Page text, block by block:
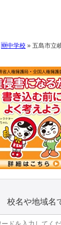
🆕中学校 » 五島市立
校名や地域名